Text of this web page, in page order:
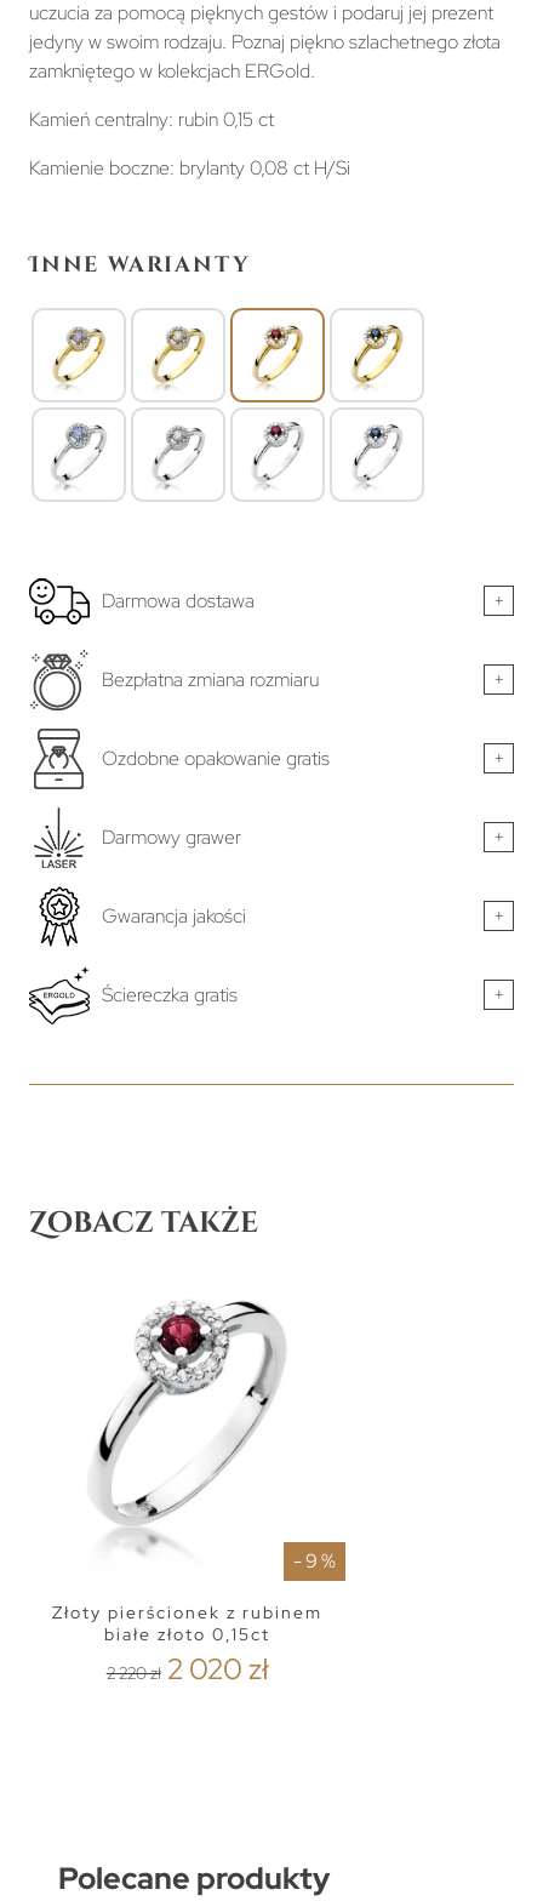
uczucia za pomocą pięknych gestów i podaruj jej prezent
jedyny w swoim rodzaju. Poznaj piękno szlachetnego złota
zamkniętego w kolekcjach ERGold.
Kamień centralny: rubin 0,15 ct
Kamienie boczne: brylanty 0,08 ct H/Si
Inne warianty
Darmowa dostawa +
Bezpłatna zmiana rozmiaru +
Ozdobne opakowanie gratis +
Darmowy grawer +
Gwarancja jakości +
Ściereczka gratis +
Zobacz także
- 9 %
Złoty pierścionek z rubinem
białe złoto 0,15ct
2 220 zł 2 020 zł
Polecane produkty